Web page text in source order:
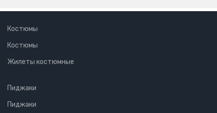
Костюмы
Костюмы
Жилеты костюмные
Пиджаки
Пиджаки